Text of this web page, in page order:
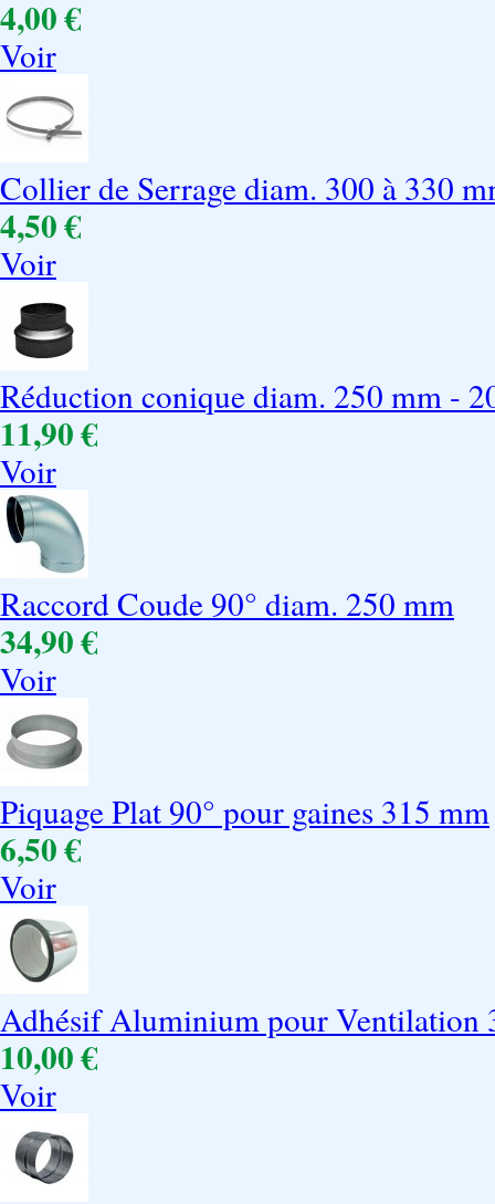
4,00 €
Voir
Collier de Serrage diam. 300 à 330
4,50 €
Voir
Réduction conique diam. 250 mm -
11,90 €
Voir
Raccord Coude 90° diam. 250 mm
34,90 €
Voir
Piquage Plat 90° pour gaines 315 mm
6,50 €
Voir
Adhésif Aluminium pour Ventilation
10,00 €
Voir